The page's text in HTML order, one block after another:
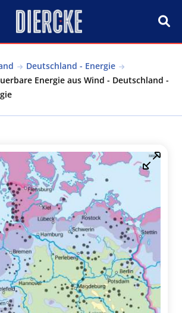
Deutschland - Energie
Energie aus Wind - Deutschland -